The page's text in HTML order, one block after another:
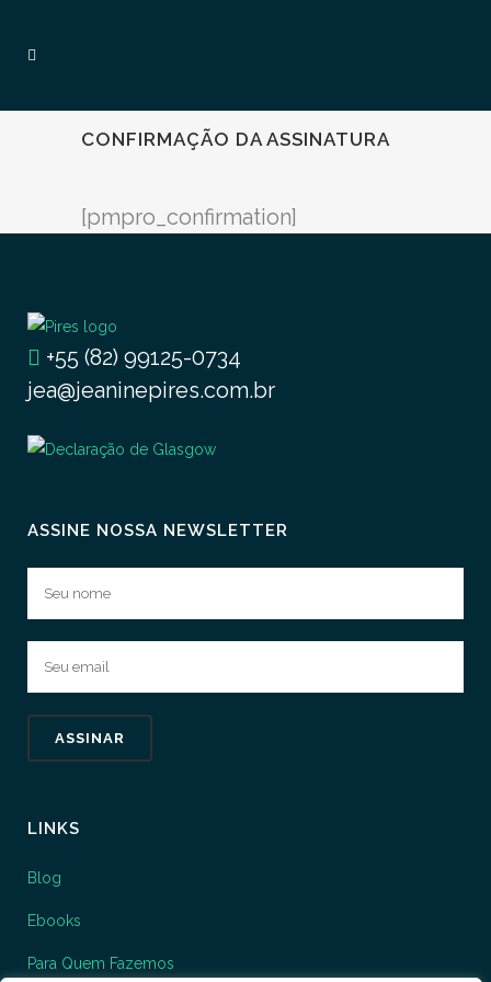
CONFIRMAÇÃO DA ASSINATURA
[pmpro_confirmation]
+55 (82) 99125-0734
jea@jeaninepires.com.br
ASSINE NOSSA NEWSLETTER
LINKS
Blog
Ebooks
Para Quem Fazemos